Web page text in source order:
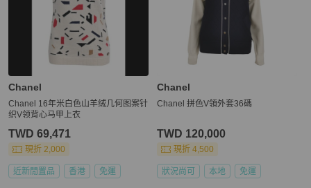
Chanel
Chanel 16年米白色山羊绒几何图案针
织V领背心马甲上衣
TWD 69,471
現折 2,000
近新閒置品 香港 免運
Chanel
Chanel 拼色V領外套36碼
TWD 120,000
現折 4,500
狀況尚可 本地 免運